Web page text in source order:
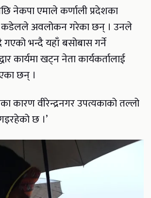
नेकपा एमाले कर्णाली प्रदेशका
कडेलले अवलोकन गरेका छन् । उनले
गएको भन्दै यहाँ बसोबास गर्ने
कार्यमा खट्न नेता कार्यकर्तालाई
छन् ।
कारण वीरेन्द्रनगर उपत्यकाको तल्लो
छ ।’